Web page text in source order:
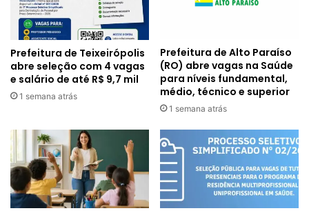
Prefeitura de Teixeirópolis
abre seleção com 4 vagas
e salário de até R$ 9,7 mil
1 semana atrás
Prefeitura de Alto Paraíso
(RO) abre vagas na Saúde
para níveis fundamental,
médio, técnico e superior
1 semana atrás